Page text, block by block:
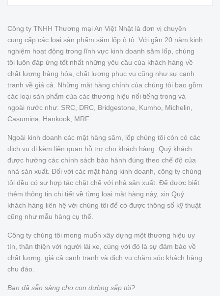
Công ty TNHH Thương mại An Việt Nhật là đơn vị chuyên
cung cấp các loại sản phẩm săm lốp ô tô. Với gần 20 năm kinh
nghiệm hoạt động trong lĩnh vực kinh doanh săm lốp, chúng
tôi luôn đáp ứng tốt nhất những yêu cầu của khách hàng về
chất lượng hàng hóa, chất lượng phục vụ cũng như sự cạnh
tranh về giá cả. Những mặt hàng chính của chúng tôi bao gồm
các loại sản phẩm của các thương hiệu nổi tiếng trong và
ngoài nước như: SRC, DRC, Bridgestone, Kumho, Michelin,
Casumina, Hankook, MRF...
Ngoài kinh doanh các mặt hàng săm, lốp chúng tôi còn có các
dịch vụ đi kèm liên quan hỗ trợ cho khách hàng. Quý khách
được hưởng các chính sách bảo hành đúng theo chế độ của
nhà sản xuất. Đối với các mặt hàng kinh doanh, công ty chúng
tôi đều có sự hợp tác chặt chẽ với nhà sản xuất. Để được biết
thêm thông tin chi tiết về từng loại mặt hàng này, xin Quý
khách hàng liên hệ với chúng tôi để có được thông số kỹ thuật
cũng như mẫu hàng cụ thể.
Công ty chúng tôi mong muốn xây dựng một thương hiệu uy
tín, thân thiện với người lái xe, cùng với đó là sự đảm bảo về
chất lượng, giá cả cạnh tranh và dịch vụ chăm sóc khách hàng
chu đáo.
Bạn đã sẵn sàng cho con đường sắp tới?